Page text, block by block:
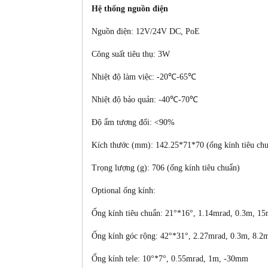
Hệ thống nguồn điện
Nguồn điện: 12V/24V DC, PoE
Công suất tiêu thụ: 3W
Nhiệt độ làm việc: -20℃-65℃
Nhiệt độ bảo quản: -40℃-70℃
Độ ẩm tương đối: <90%
Kích thước (mm): 142.25*71*70 (ống kính tiêu
Trọng lượng (g): 706 (ống kính tiêu chuẩn)
Optional ống kính:
Ống kính tiêu chuẩn: 21°*16°, 1.14mrad, 0.3m,
Ống kính góc rộng: 42°*31°, 2.27mrad, 0.3m,
Ống kính tele: 10°*7°, 0.55mrad, 1m, -30mm